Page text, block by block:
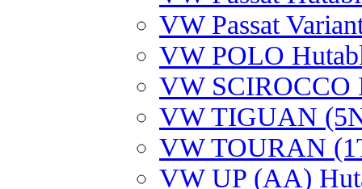
VW Passat
VW POLO
VW SCIROCCO
VW TIGUAN
VW TOURAN
VW UP (AA)